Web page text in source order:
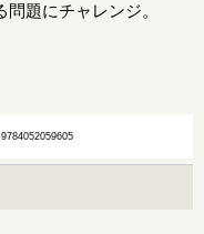
題にチャレンジ。